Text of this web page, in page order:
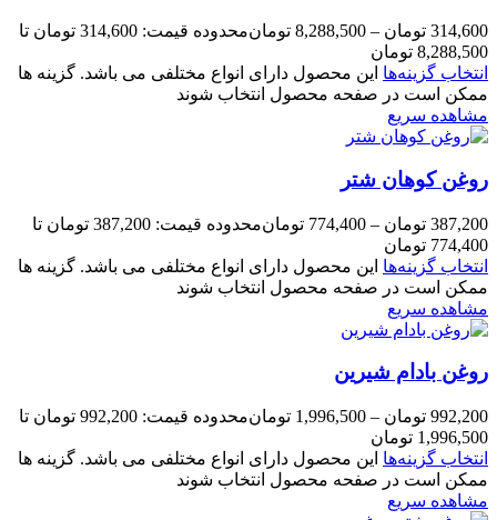
314,600 تومان –
8,288,500 تومان
محدوده قیمت: 314,600 تومان تا
8,288,500 تومان
انتخاب گزینه‌ها این محصول دارای انواع مختلفی می باشد. گزینه ها
ممکن است در صفحه محصول انتخاب شوند
مشاهده سریع
روغن کوهان شتر
387,200 تومان –
774,400 تومان
محدوده قیمت: 387,200 تومان تا
774,400 تومان
انتخاب گزینه‌ها این محصول دارای انواع مختلفی می باشد. گزینه ها
ممکن است در صفحه محصول انتخاب شوند
مشاهده سریع
روغن بادام شیرین
992,200 تومان –
1,996,500 تومان
محدوده قیمت: 992,200 تومان تا
1,996,500 تومان
انتخاب گزینه‌ها این محصول دارای انواع مختلفی می باشد. گزینه ها
ممکن است در صفحه محصول انتخاب شوند
مشاهده سریع